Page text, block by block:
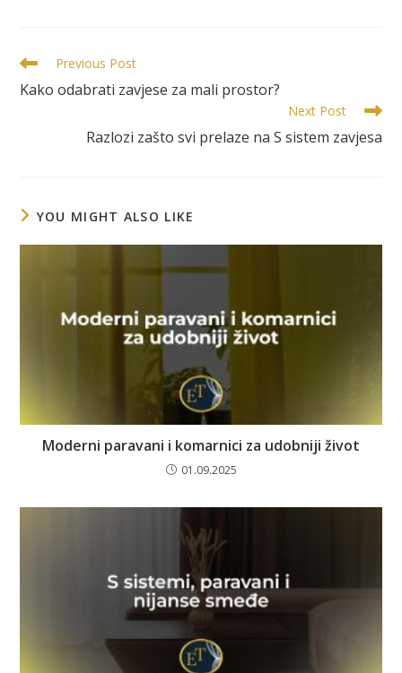
Previous Post
Kako odabrati zavjese za mali prostor?
Next Post
Razlozi zašto svi prelaze na S sistem zavjesa
YOU MIGHT ALSO LIKE
Moderni paravani i komarnici za udobniji život
01.09.2025